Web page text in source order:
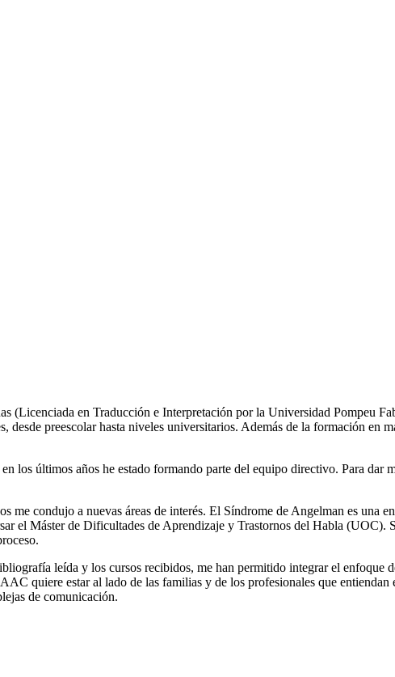
(Licenciada en Traducción e Interpretación por la Universidad Pompeu
desde preescolar hasta niveles universitarios. Además de la formación
los últimos años he estado formando parte del equipo directivo. Para dar
me condujo a nuevas áreas de interés. El Síndrome de Angelman es una
el Máster de Dificultades de Aprendizaje y Trastornos del Habla
leída y los cursos recibidos, me han permitido integrar el
quiere estar al lado de las familias y de los profesionales que
de comunicación.